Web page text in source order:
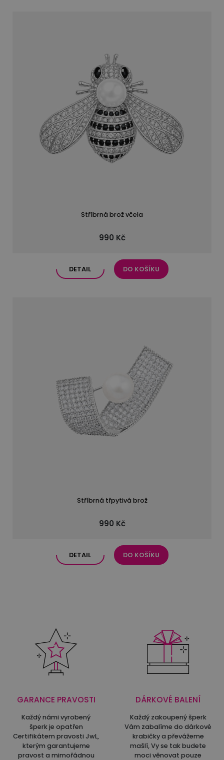
Stříbrná brož včela
990 Kč
DETAIL DO KOŠÍKU
Stříbrná třpytivá brož
990 Kč
DETAIL DO KOŠÍKU
GARANCE PRAVOSTI
Každý námi vyrobený
šperk je opatřen
Certifikátem pravosti JwL,
kterým garantujeme
pravost a mimořádnou
DÁRKOVÉ BALENÍ
Každý zakoupený šperk
Vám zabalíme do dárkové
krabičky a převážeme
mašlí, Vy se tak budete
moci věnovat pouze